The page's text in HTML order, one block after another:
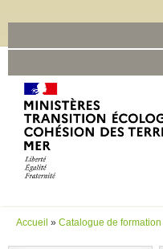
Vous êtes ici
Accueil » Catalogue de formation